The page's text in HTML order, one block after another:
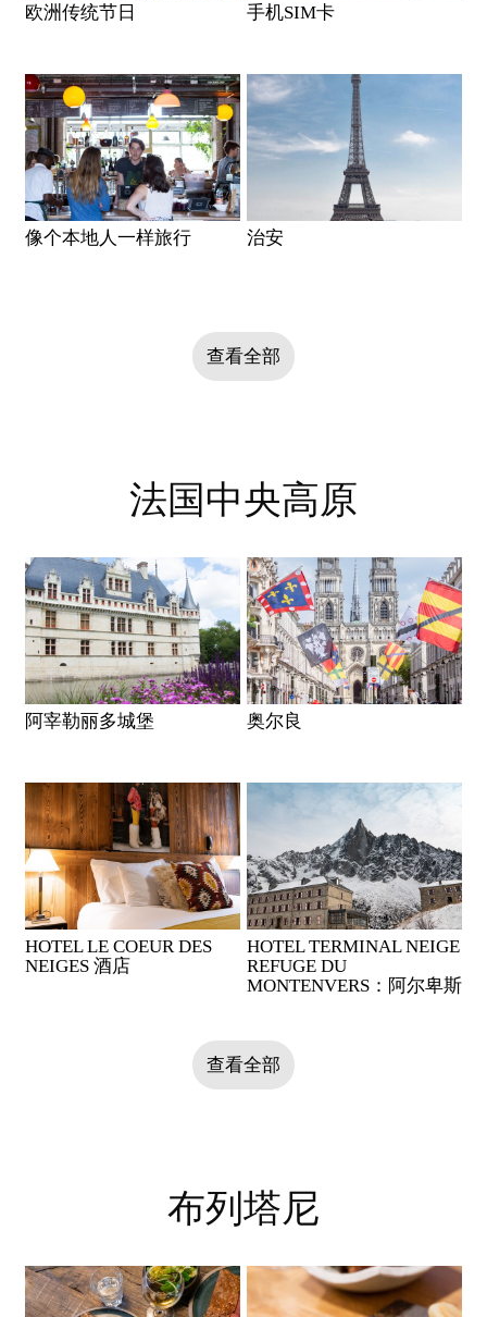
欧洲传统节日 手机SIM卡
像个本地人一样旅行 治安
查看全部
法国中央高原
阿宰勒丽多城堡 奥尔良
HOTEL LE COEUR DES
NEIGES 酒店
HOTEL TERMINAL NEIGE
REFUGE DU
MONTENVERS：阿尔卑斯
查看全部
布列塔尼